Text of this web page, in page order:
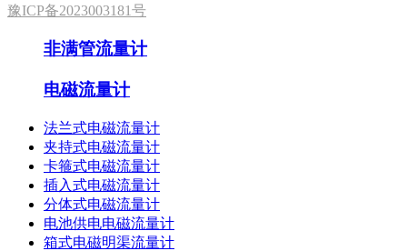
豫ICP备2023003181号
非满管流量计
电磁流量计
法兰式电磁流量计
夹持式电磁流量计
卡箍式电磁流量计
插入式电磁流量计
分体式电磁流量计
电池供电电磁流量计
箱式电磁明渠流量计